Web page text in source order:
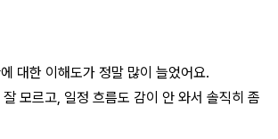
대한 이해도가 정말 많이 늘었어요.
모르고, 일정 흐름도 감이 안 와서 솔직히 좀